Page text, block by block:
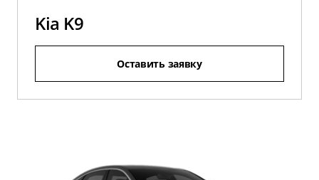
Kia K9
Оставить заявку